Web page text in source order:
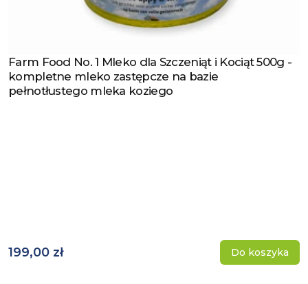
Zobacz produkt
Farm Food No. 1 Mleko dla Szczeniąt i Kociąt 500g -
kompletne mleko zastępcze na bazie
pełnotłustego mleka koziego
199,00 zł Do koszyka